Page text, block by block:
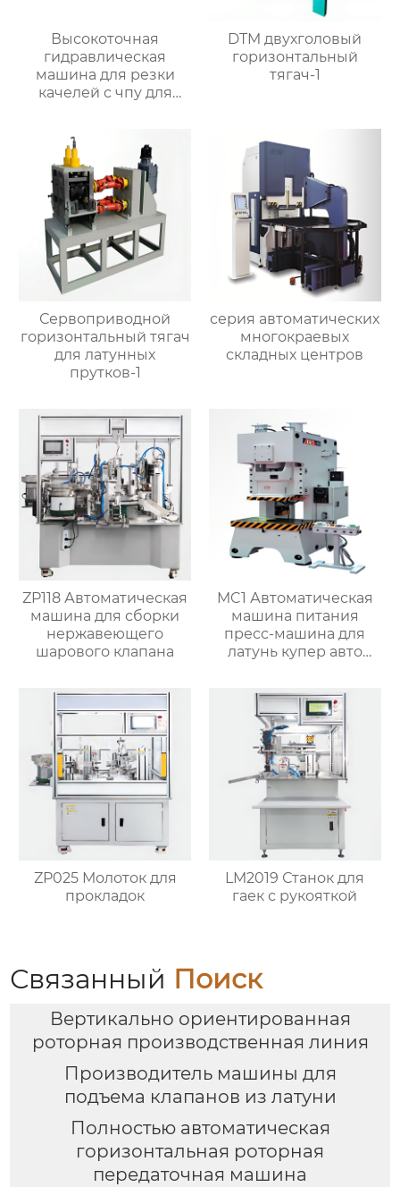
Высокоточная
гидравлическая
машина для резки
качелей с чпу для
DTM двухголовый
горизонтальный
тягач-1
Сервоприводной
горизонтальный тягач
для латунных
прутков-1
серия автоматических
многокраевых
складных центров
ZP118 Автоматическая
машина для сборки
нержавеющего
шарового клапана
MC1 Автоматическая
машина питания
пресс-машина для
латунь купер авто
ZP025 Молоток для
прокладок
LM2019 Станок для
гаек с рукояткой
Связанный Поиск
Вертикально ориентированная
роторная производственная линия
Производитель машины для
подъема клапанов из латуни
Полностью автоматическая
горизонтальная роторная
передаточная машина